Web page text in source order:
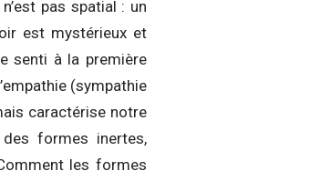
pas spatial : un
est mystérieux et
senti à la première
(sympathie
caractérise notre
formes inertes,
les formes